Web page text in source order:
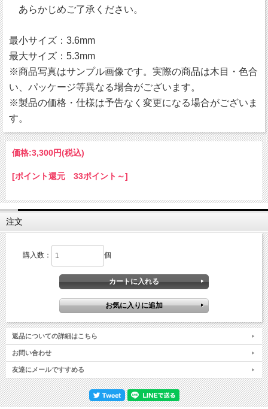
あらかじめご了承ください。
最小サイズ：3.6mm
最大サイズ：5.3mm
※商品写真はサンプル画像です。実際の商品は木目・色合
い、パッケージ等異なる場合がございます。
※製品の価格・仕様は予告なく変更になる場合がございま
す。
価格:3,300円(税込)
[ポイント還元 33ポイント～]
注文
購入数： 個
返品についての詳細はこちら
お問い合わせ
友達にメールですすめる